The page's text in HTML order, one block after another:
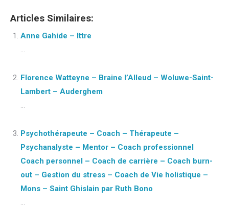
Articles Similaires:
Anne Gahide – Ittre
...
Florence Watteyne – Braine l’Alleud – Woluwe-Saint-
Lambert – Auderghem
...
Psychothérapeute – Coach – Thérapeute –
Psychanalyste – Mentor – Coach professionnel
Coach personnel – Coach de carrière – Coach burn-
out – Gestion du stress – Coach de Vie holistique –
Mons – Saint Ghislain par Ruth Bono
...